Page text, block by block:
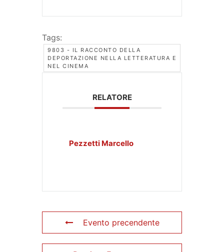
Tags:
9803 - IL RACCONTO DELLA
DEPORTAZIONE NELLA LETTERATURA E
NEL CINEMA
RELATORE
Pezzetti Marcello
Evento precendente